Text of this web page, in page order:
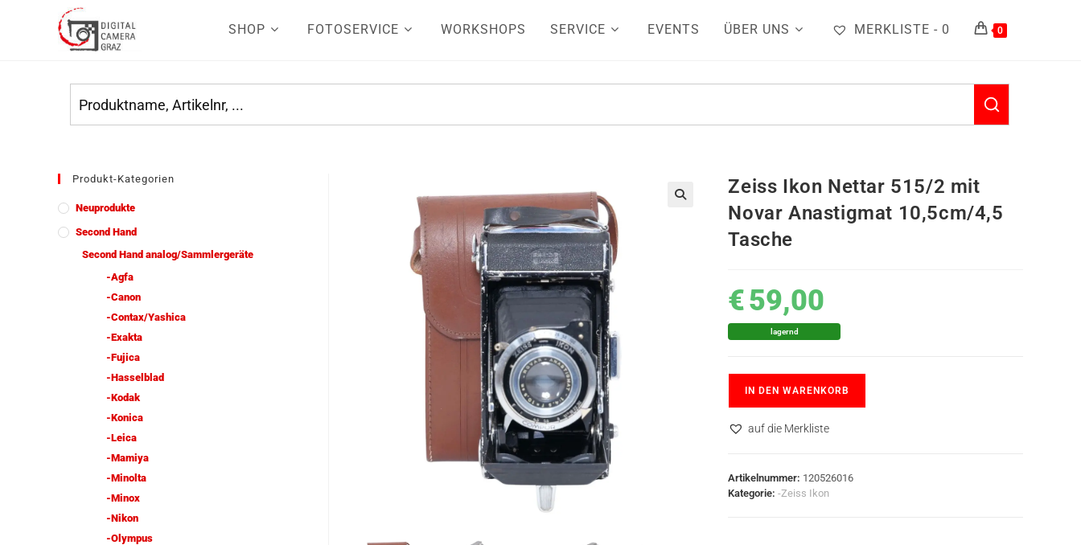
SHOP FOTOSERVICE WORKSHOPS SERVICE EVENTS ÜBER UNS MERKLISTE - 0 0
Zeiss Ikon Nettar 515/2 mit
Novar Anastigmat 10,5cm/4,5
Tasche
€59,00
lagernd
IN DEN WARENKORB
auf die Merkliste
Artikelnummer: 120526016
Kategorie:-Zeiss Ikon
Produkt-Kategorien
Neuprodukte
Second Hand
Second Hand analog/Sammlergeräte
-Agfa
-Canon
-Contax/Yashica
-Exakta
-Fujica
-Hasselblad
-Kodak
-Konica
-Leica
-Mamiya
-Minolta
-Minox
-Nikon
-Olympus